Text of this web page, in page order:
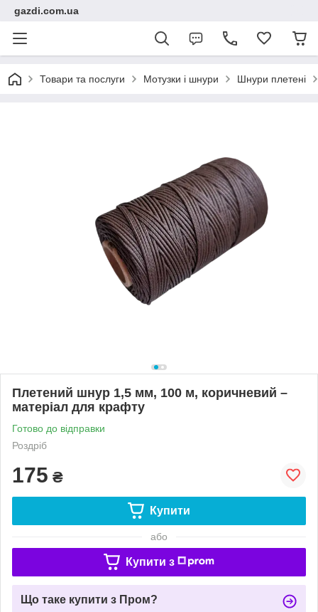
gazdi.com.ua
Товари та послуги Мотузки і шнури Шнури плетені
Плетений шнур 1,5 мм, 100 м, коричневий –
матеріал для крафту
Готово до відправки
Роздріб
175 ₴
Купити
або
Купити з
Що таке купити з Пром?